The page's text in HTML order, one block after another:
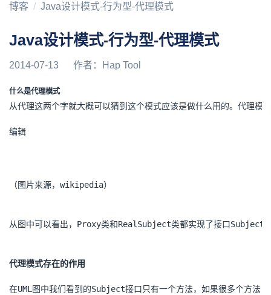
博客 Java设计模式-行为型-代理模式
Java设计模式-行为型-代理模式
2014-07-13 作者： Hap Tool
什么是代理模式
从代理这两个字就大概可以猜到这个模式应该是做什么用的。代理模
编辑
（图片来源，wikipedia）
从图中可以看出，Proxy类和RealSubject类都实现了接口Subject
代理模式存在的作用
在UML图中我们看到的Subject接口只有一个方法，如果很多个方